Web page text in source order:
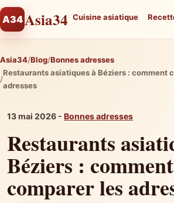
A34Asia34 Cuisine asiatique
Asia34 Blog Bonnes adresses
Restaurants asiatiques à Béziers : comment
adresses
13 mai 2026 - Bonnes adresses
Restaurants
Béziers : comment
comparer les